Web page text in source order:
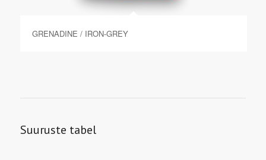
GRENADINE / IRON-GREY
Suuruste tabel